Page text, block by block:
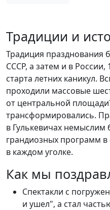
Традиции и
Традиция празднования
СССР, а затем и в
старта летних каникул.
проходили массовые
от центральной
трансформировались.
в Гулькевичах немыслим
грандиозных программ
в каждом уголке.
Как мы
Спектакли с
и ушел", а стал